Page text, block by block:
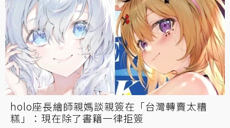
holo座長繪師親媽談親簽在「台灣轉賣太糟
糕」：現在除了書籍一律拒簽